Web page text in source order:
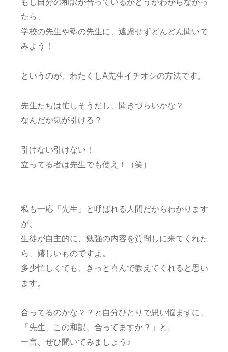
たら、
学校の先生や塾の先生に、遠慮せずどんどん聞いて
みよう！
というのが、わたくしA先生イチオシの方法です。
先生たちは忙しそうだし、聞きづらいかな？
なんだか気が引ける？
引けない引けない！
立ってる者は先生でも使え！（笑）
私も一応「先生」と呼ばれる人間だからわかります
が、
生徒が自主的に、勉強の内容を質問しに来てくれた
ら、嬉しいものですよ。
多少忙しくても、きっと喜んで教えてくれると思い
ます。
合ってるのかな？？と自分ひとりで思い悩まずに、
「先生、この和訳、合ってますか？」と、
一言、ぜひ聞いてみましょう♪